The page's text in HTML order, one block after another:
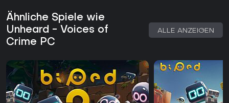
Ähnliche Spiele wie
Unheard - Voices of
Crime PC
ALLE ANZEIGEN